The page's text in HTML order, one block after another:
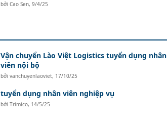
bởi Cao Sen, 9/4/25
Vận chuyển Lào Việt Logistics tuyển dụng nhân
viên nội bộ
bởi vanchuyenlaoviet, 17/10/25
tuyển dụng nhân viên nghiệp vụ
bởi Trimico, 14/5/25